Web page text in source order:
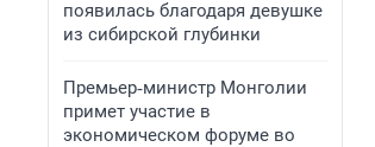
появилась благодаря девушке
из сибирской глубинки
Премьер‑министр Монголии
примет участие в
экономическом форуме во